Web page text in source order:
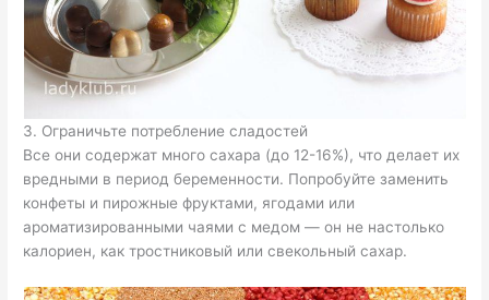
3. Ограничьте потребление сладостей
Все они содержат много сахара (до 12-16%), что делает их
вредными в период беременности. Попробуйте заменить
конфеты и пирожные фруктами, ягодами или
ароматизированными чаями с медом — он не настолько
калориен, как тростниковый или свекольный сахар.